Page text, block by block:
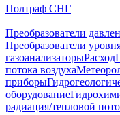
Полтраф СНГ
—
Преобразователи
Преобразователи
газоанализаторыРасход
потока воздуха
приборы
оборудование
радиация/тепловой